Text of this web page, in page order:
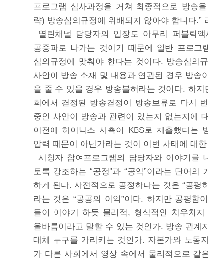
프로그램 심사과정을 거쳐 최종적으로 방송을
략) 방송심의규정에 위배되지 않아야 합니다.” 라
열린채널 담당자의 입장도 아무리 퍼블릭액세
공중파로 나가는 것이기 때문에 일반 프로그램
심의규정에 맞춰야 한다는 것이다. 방송심의규
사안이 방송 소재 및 내용과 연관된 경우 방송이
을 줄 수 있을 경우 방송불허라는 것이다. 하지만
회에서 결정된 방송결정이 방송보류로 다시 번
중인 사안이 방송과 관련이 있는지 없는지에 대
이전에 하이닉스 사측이 KBS로 제출했다는 방
압력 때문이 아닌가라는 것이 이번 사태에 대한
시청자 참여프로그램의 담당자와 이야기를 나
토록 강조하는 “공정”과 “공익”이라는 단어의 개
하게 된다. 사전적으로 공정하다는 것은 “공평하
라는 것은 “공공의 이익”이다. 하지만 공평함이
들이 이야기 하듯 물리적, 형식적인 치우치지 않
올바름이라고 말할 수 있는 것인가. 방송 관계자
대체 누구를 가리키는 것인가. 자본가와 노동자
가 다른 사회에서 영상 속에서 물리적으로 같은